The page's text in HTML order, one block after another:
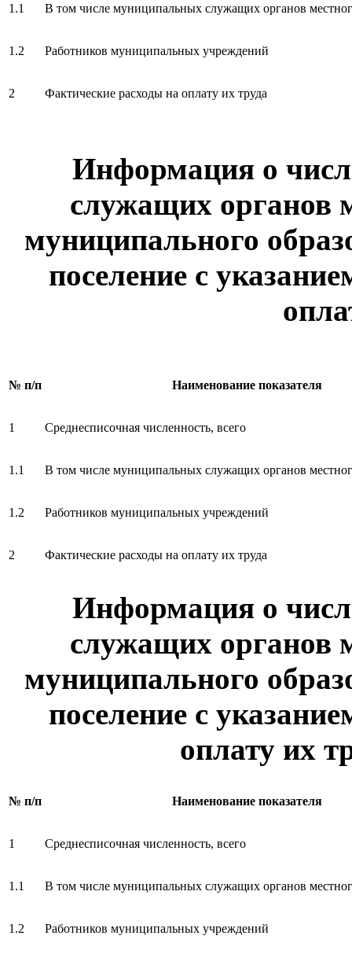
1.1 В том числе муниципальных служащих органов
1.2 Работников муниципальных учреждений
2 Фактические расходы на оплату их труда
Информация о
служащих органов
муниципального
поселение с
№ п/п Наименование показателя
1 Среднесписочная численность, всего
1.1 В том числе муниципальных служащих органов
1.2 Работников муниципальных учреждений
2 Фактические расходы на оплату их труда
Информация о
служащих органов
муниципального
поселение с
оплату их
№ п/п Наименование показателя
1 Среднесписочная численность, всего
1.1 В том числе муниципальных служащих органов
1.2 Работников муниципальных учреждений